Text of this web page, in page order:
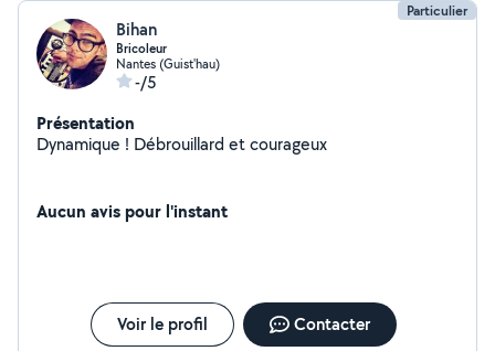
Particulier
Bihan
Bricoleur
Nantes (Guist'hau)
-/5
Présentation
Dynamique ! Débrouillard et courageux
Aucun avis pour l'instant
Voir le profil Contacter